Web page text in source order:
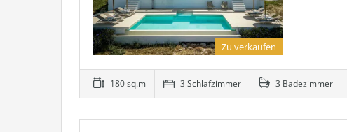
Zu verkaufen
180 sq.m 3 Schlafzimmer 3 Badezimmer